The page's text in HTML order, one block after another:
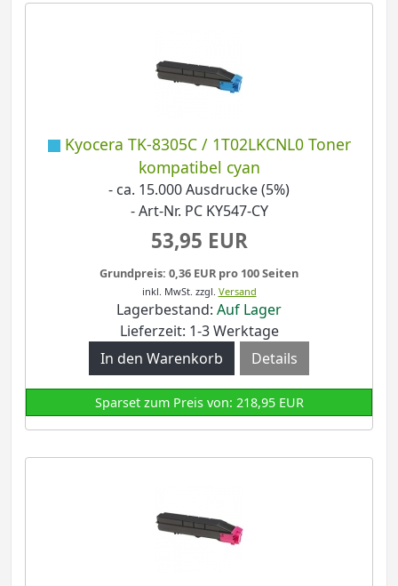
Kyocera TK-8305C / 1T02LKCNL0 Toner
kompatibel cyan
- ca. 15.000 Ausdrucke (5%)
- Art-Nr. PC KY547-CY
53,95 EUR
Grundpreis: 0,36 EUR pro 100 Seiten
inkl. MwSt. zzgl. Versand
Lagerbestand: Auf Lager
Lieferzeit: 1-3 Werktage
Details
Sparset zum Preis von: 218,95 EUR